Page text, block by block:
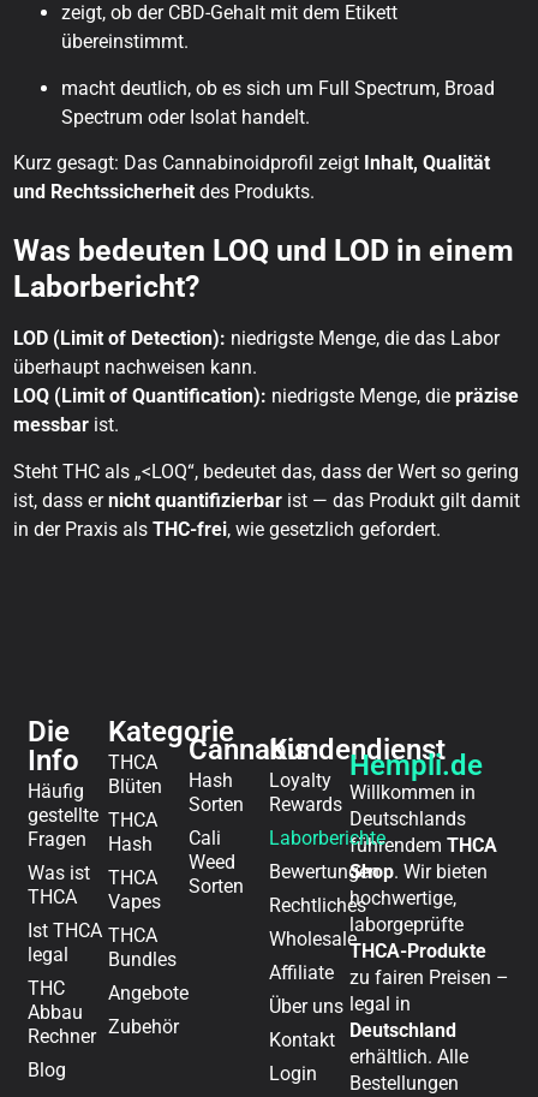
zeigt, ob der CBD-Gehalt mit dem Etikett
übereinstimmt.
macht deutlich, ob es sich um Full Spectrum, Broad
Spectrum oder Isolat handelt.
Kurz gesagt: Das Cannabinoidprofil zeigt Inhalt, Qualität
und Rechtssicherheit des Produkts.
Was bedeuten LOQ und LOD in einem
Laborbericht?
LOD (Limit of Detection): niedrigste Menge, die das Labor
überhaupt nachweisen kann.
LOQ (Limit of Quantification): niedrigste Menge, diepräzise
messbar ist.
Steht THC als „<LOQ“, bedeutet das, dass der Wert so gering
ist, dass ernicht quantifizierbar ist — das Produkt gilt damit
in der Praxis alsTHC-frei, wie gesetzlich gefordert.
Die
Info
Häufig
gestellte
Fragen
Was ist
THCA
Ist THCA
legal
THC
Abbau
Rechner
Blog
Kategorie
THCA
Blüten
THCA
Hash
THCA
Vapes
THCA
Bundles
Angebote
Zubehör
Cannabis
Hash
Sorten
Cali
Weed
Sorten
Kundendienst
Loyalty
Rewards
Laborberichte
Bewertungen
Rechtliches
Wholesale
Affiliate
Über uns
Kontakt
Login
Hempli.de
Willkommen in
Deutschlands
führendemTHCA
Shop. Wir bieten
hochwertige,
laborgeprüfte
THCA-Produkte
zu fairen Preisen –
legal in
Deutschland
erhältlich. Alle
Bestellungen